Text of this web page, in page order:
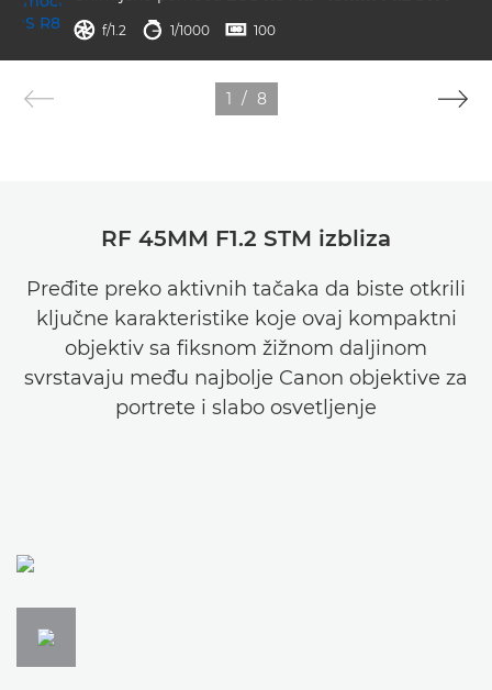
otvor blende
 f/1.2 brzina zatvarača
 1/1000 ISO
 100
1 / 8
RF 45MM F1.2 STM izbliza
Pređite preko aktivnih tačaka da biste otkrili
ključne karakteristike koje ovaj kompaktni
objektiv sa fiksnom žižnom daljinom
svrstavaju među najbolje Canon objektive za
portrete i slabo osvetljenje